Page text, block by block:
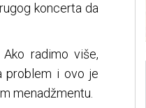
koncerta da
radimo više,
problem i ovo je
menadžmentu.